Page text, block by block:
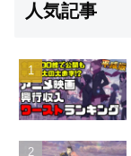
人気記事